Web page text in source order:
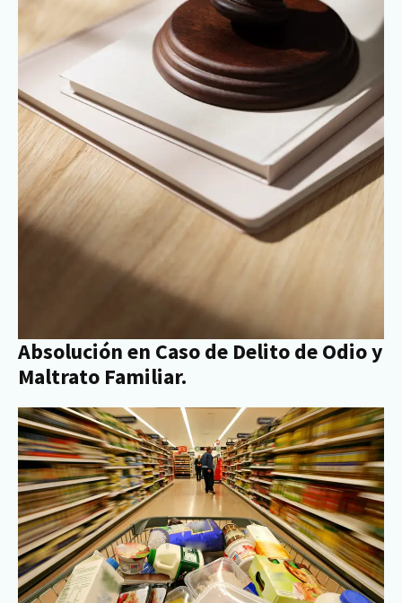
Absolución en Caso de Delito de Odio y
Maltrato Familiar.